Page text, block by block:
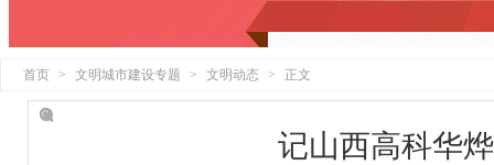
首页 > 文明城市建设专题 > 文明动态 > 正文
记山西高科华